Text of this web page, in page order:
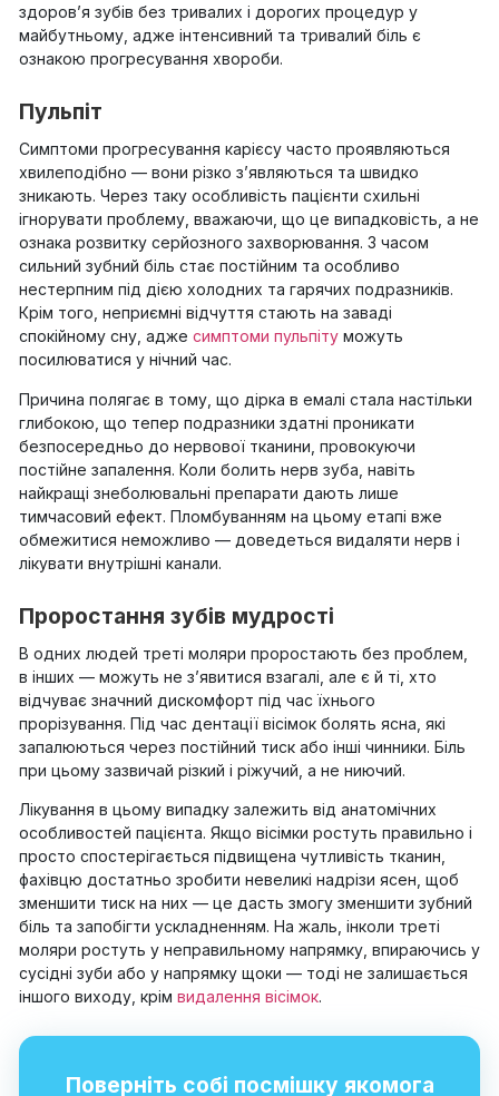
здоров’я зубів без тривалих і дорогих процедур у
майбутньому, адже інтенсивний та тривалий біль є
ознакою прогресування хвороби.
Пульпіт
Симптоми прогресування карієсу часто проявляються
хвилеподібно — вони різко з’являються та швидко
зникають. Через таку особливість пацієнти схильні
ігнорувати проблему, вважаючи, що це випадковість, а не
ознака розвитку серйозного захворювання. З часом
сильний зубний біль стає постійним та особливо
нестерпним під дією холодних та гарячих подразників.
Крім того, неприємні відчуття стають на заваді
спокійному сну, адже симптоми пульпіту можуть
посилюватися у нічний час.
Причина полягає в тому, що дірка в емалі стала настільки
глибокою, що тепер подразники здатні проникати
безпосередньо до нервової тканини, провокуючи
постійне запалення. Коли болить нерв зуба, навіть
найкращі знеболювальні препарати дають лише
тимчасовий ефект. Пломбуванням на цьому етапі вже
обмежитися неможливо — доведеться видаляти нерв і
лікувати внутрішні канали.
Проростання зубів мудрості
В одних людей треті моляри проростають без проблем,
в інших — можуть не з’явитися взагалі, але є й ті, хто
відчуває значний дискомфорт під час їхнього
прорізування. Під час дентації вісімок болять ясна, які
запалюються через постійний тиск або інші чинники. Біль
при цьому зазвичай різкий і ріжучий, а не ниючий.
Лікування в цьому випадку залежить від анатомічних
особливостей пацієнта. Якщо вісімки ростуть правильно і
просто спостерігається підвищена чутливість тканин,
фахівцю достатньо зробити невеликі надрізи ясен, щоб
зменшити тиск на них — це дасть змогу зменшити зубний
біль та запобігти ускладненням. На жаль, інколи треті
моляри ростуть у неправильному напрямку, впираючись у
сусідні зуби або у напрямку щоки — тоді не залишається
іншого виходу, крім видалення вісімок.
Поверніть собі посмішку якомога